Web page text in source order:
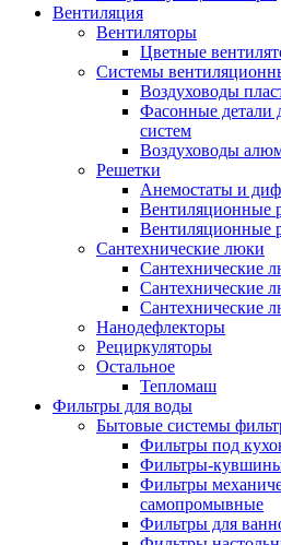
Вентиляция
Вентиляторы
Цветные
Системы
Воздуховоды
Фасонные детали
систем
Воздуховоды
Решетки
Анемостаты и
Вентиляционные
Вентиляционные
Сантехнические люки
Сантехнические
Сантехнические
Сантехнические
Нанодефлекторы
Рециркуляторы
Остальное
Тепломаш
Фильтры для воды
Бытовые системы
Фильтры под
Фильтры-
Фильтры
самопромывные
Фильтры для